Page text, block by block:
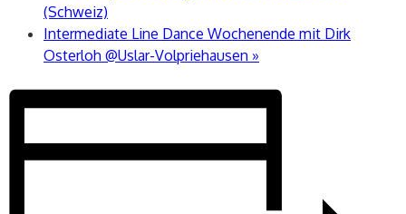
(Schweiz)
Intermediate Line Dance Wochenende mit Dirk
Osterloh @Uslar-Volpriehausen »